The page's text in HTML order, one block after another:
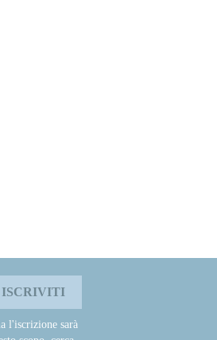
l'iscrizione sarà